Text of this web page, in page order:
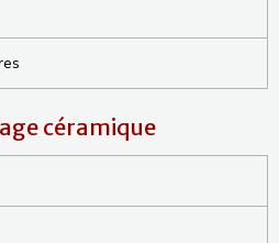
céramique